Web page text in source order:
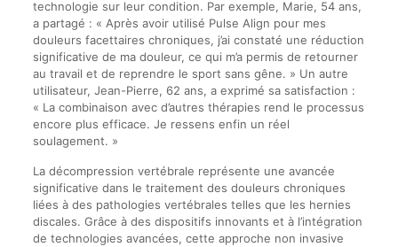
technologie sur leur condition. Par exemple, Marie, 54 ans,
a partagé : « Après avoir utilisé Pulse Align pour mes
douleurs facettaires chroniques, j’ai constaté une réduction
significative de ma douleur, ce qui m’a permis de retourner
au travail et de reprendre le sport sans gêne. » Un autre
utilisateur, Jean-Pierre, 62 ans, a exprimé sa satisfaction :
« La combinaison avec d’autres thérapies rend le processus
encore plus efficace. Je ressens enfin un réel
soulagement. »
La décompression vertébrale représente une avancée
significative dans le traitement des douleurs chroniques
liées à des pathologies vertébrales telles que les hernies
discales. Grâce à des dispositifs innovants et à l’intégration
de technologies avancées, cette approche non invasive